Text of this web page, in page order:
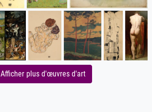
Afficher plus d'œuvres d'art